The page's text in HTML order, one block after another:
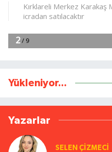
Yükleniyor...
Yazarlar
SELEN ÇİZMECİ